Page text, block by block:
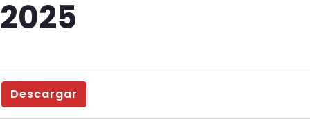
2025
Descargar